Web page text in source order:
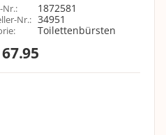
Nr.: 1872581
Nr.: 34951
: Toilettenbürsten
67.95